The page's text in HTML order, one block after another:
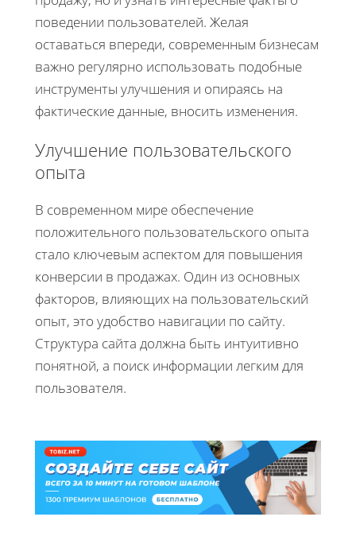
поведении пользователей. Желая
оставаться впереди, современным бизнесам
важно регулярно использовать подобные
инструменты улучшения и опираясь на
фактические данные, вносить изменения.
Улучшение пользовательского
опыта
В современном мире обеспечение
положительного пользовательского опыта
стало ключевым аспектом для повышения
конверсии в продажах. Один из основных
факторов, влияющих на пользовательский
опыт, это удобство навигации по сайту.
Структура сайта должна быть интуитивно
понятной, а поиск информации легким для
пользователя.